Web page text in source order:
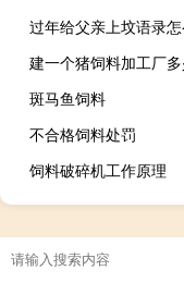
过年给父亲上坟语录
建一个猪饲料加工厂
斑马鱼饲料
不合格饲料处罚
饲料破碎机工作原理